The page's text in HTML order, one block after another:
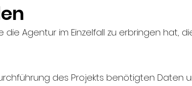
die Agentur im Einzelfall zu erbringen hat,
des Projekts benötigten Daten